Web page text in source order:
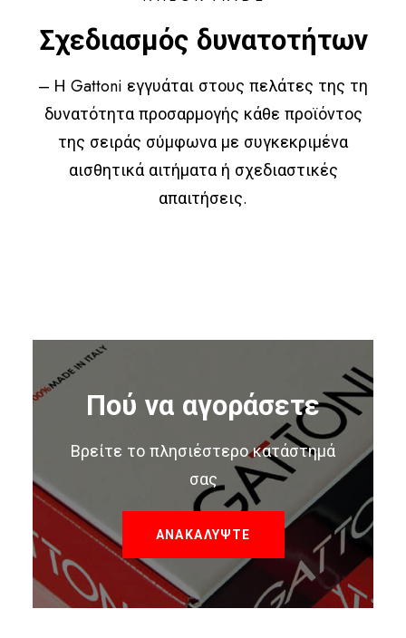
Σχεδιασμός δυνατοτήτων
– Η Gattoni εγγυάται στους πελάτες της τη
δυνατότητα προσαρμογής κάθε προϊόντος
της σειράς σύμφωνα με συγκεκριμένα
αισθητικά αιτήματα ή σχεδιαστικές
απαιτήσεις.
Πού να αγοράσετε
Βρείτε το πλησιέστερο κατάστημά
σας
ΑΝΑΚΑΛΥΨΤΕ